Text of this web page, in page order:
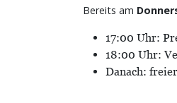
Bereits am
17:00 Uhr:
18:00 Uhr:
Danach: